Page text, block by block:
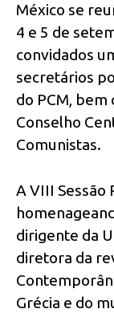
México se
4 e 5 de
convidados
secretários
do PCM, bem
Conselho
Comunistas.
A VIII Sessão
dirigente da
diretora da
Grécia e do